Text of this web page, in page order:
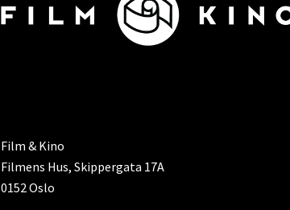
Film & Kino
Filmens Hus, Skippergata 17A
0152 Oslo